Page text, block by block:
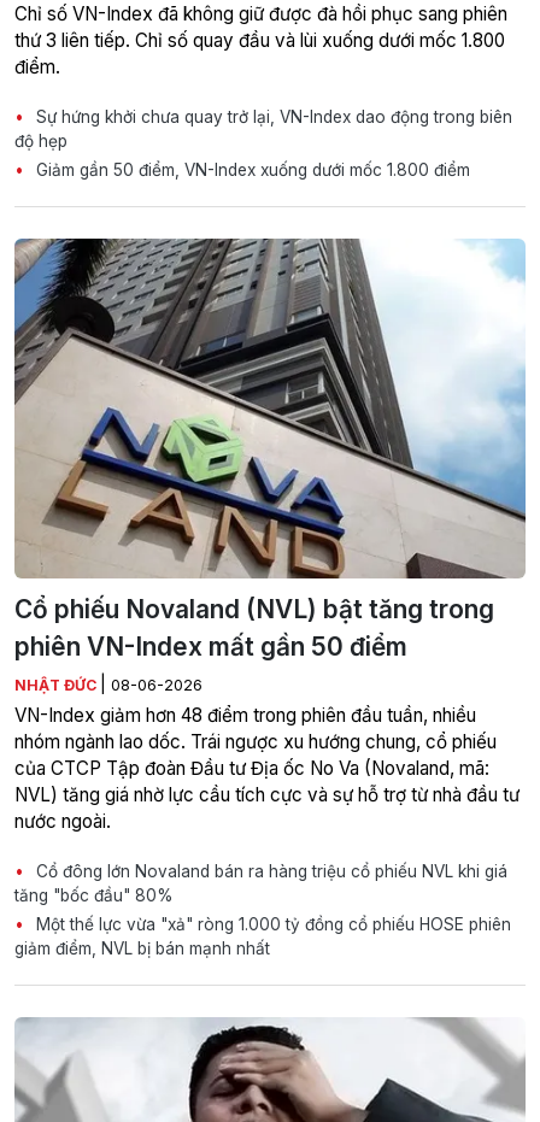
Chỉ số VN-Index đã không giữ được đà hồi phục sang phiên
thứ 3 liên tiếp. Chỉ số quay đầu và lùi xuống dưới mốc 1.800
điểm.
Sự hứng khởi chưa quay trở lại, VN-Index dao động trong biên
độ hẹp
Giảm gần 50 điểm, VN-Index xuống dưới mốc 1.800 điểm
Cổ phiếu Novaland (NVL) bật tăng trong
phiên VN-Index mất gần 50 điểm
NHẬT ĐỨC 08-06-2026
VN-Index giảm hơn 48 điểm trong phiên đầu tuần, nhiều
nhóm ngành lao dốc. Trái ngược xu hướng chung, cổ phiếu
của CTCP Tập đoàn Đầu tư Địa ốc No Va (Novaland, mã:
NVL) tăng giá nhờ lực cầu tích cực và sự hỗ trợ từ nhà đầu tư
nước ngoài.
Cổ đông lớn Novaland bán ra hàng triệu cổ phiếu NVL khi giá
tăng "bốc đầu" 80%
Một thế lực vừa "xả" ròng 1.000 tỷ đồng cổ phiếu HOSE phiên
giảm điểm, NVL bị bán mạnh nhất